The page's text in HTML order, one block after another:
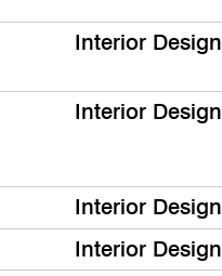
Interior Design
Interior Design
Interior Design
Interior Design